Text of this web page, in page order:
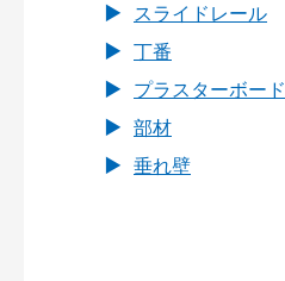
スライドレール
丁番
プラスターボード
部材
垂れ壁